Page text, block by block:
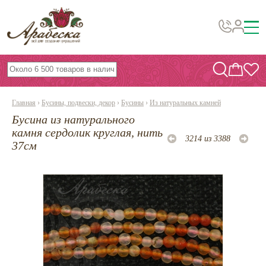
Бусины, подвески, декор
Бисер
Фурнитура
Проволока
Инструменты и материалы
Эпоксидная смола
Шнуры, ленты, нитки
По темам и сезонам
Главная › Бусины, подвески, декор › Бусины › Из натуральных камней
Бусина из натурального
камня сердолик круглая, нить
37см
3214 из 3388